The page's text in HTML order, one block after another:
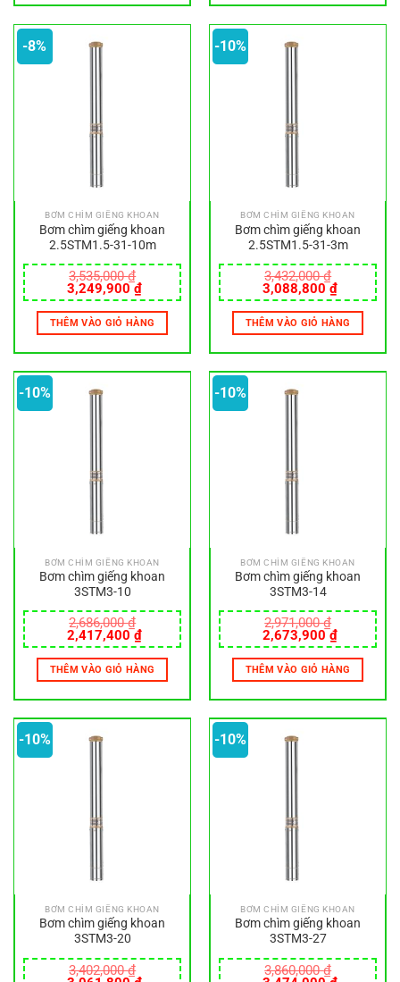
-8%
BƠM CHÌM GIẾNG KHOAN
Bơm chìm giếng khoan
2.5STM1.5-31-10m
3,535,000₫
Giá
gốc
là:
3,535,000 ₫.
3,249,900 ₫Giá
hiện
tại
là:
3,249,900 ₫.
THÊM VÀO GIỎ HÀNG
-10%
BƠM CHÌM GIẾNG KHOAN
Bơm chìm giếng khoan
2.5STM1.5-31-3m
3,432,000₫
Giá
gốc
là:
3,432,000 ₫.
3,088,800 ₫Giá
hiện
tại
là:
THÊM VÀO GIỎ HÀNG
-10%
BƠM CHÌM GIẾNG KHOAN
Bơm chìm giếng khoan
3STM3-10
2,686,000₫
Giá
gốc
là:
2,686,000 ₫.
2,417,400 ₫Giá
hiện
tại
là:
2,417,400 ₫.
THÊM VÀO GIỎ HÀNG
-10%
BƠM CHÌM GIẾNG KHOAN
Bơm chìm giếng khoan
3STM3-14
2,971,000₫
Giá
gốc
là:
2,971,000 ₫.
2,673,900 ₫Giá
hiện
tại
là:
THÊM VÀO GIỎ HÀNG
-10%
BƠM CHÌM GIẾNG KHOAN
Bơm chìm giếng khoan
3STM3-20
3,402,000₫
-10%
BƠM CHÌM GIẾNG KHOAN
Bơm chìm giếng khoan
3STM3-27
3,860,000₫